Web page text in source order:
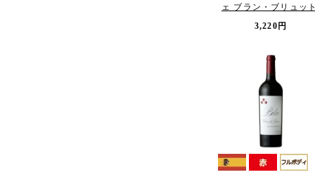
ェ ブラン・ブリュッ
3,220円